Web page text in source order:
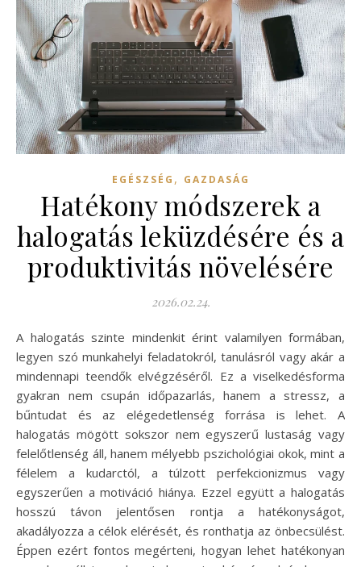
EGÉSZSÉG , GAZDASÁG
Hatékony módszerek a
halogatás leküzdésére és a
produktivitás növelésére
2026.02.24.
A halogatás szinte mindenkit érint valamilyen formában,
legyen szó munkahelyi feladatokról, tanulásról vagy akár a
mindennapi teendők elvégzéséről. Ez a viselkedésforma
gyakran nem csupán időpazarlás, hanem a stressz, a
bűntudat és az elégedetlenség forrása is lehet. A
halogatás mögött sokszor nem egyszerű lustaság vagy
felelőtlenség áll, hanem mélyebb pszichológiai okok, mint a
félelem a kudarctól, a túlzott perfekcionizmus vagy
egyszerűen a motiváció hiánya. Ezzel együtt a halogatás
hosszú távon jelentősen rontja a hatékonyságot,
akadályozza a célok elérését, és ronthatja az önbecsülést.
Éppen ezért fontos megérteni, hogyan lehet hatékonyan